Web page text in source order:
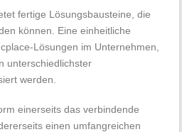
fertige Lösungsbausteine, die
können. Eine einheitliche
Lösungen im Unternehmen,
unterschiedlichster
werden.
einerseits das verbindende
einen umfangreichen